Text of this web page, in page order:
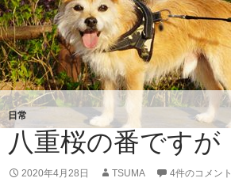
日常
八重桜の番ですが
2020年4月28日 TSUMA 4件のコメント